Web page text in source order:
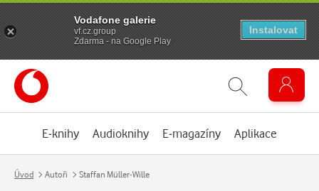
E-knihy Audioknihy E-magazíny Aplikace
Úvod Autoři Staffan Müller-Wille
Vodafone galerie
vf.cz.group
Zdarma - na Google Play
Instalovat